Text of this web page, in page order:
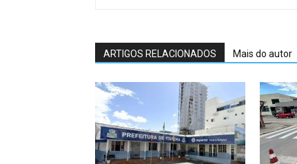
ARTIGOS RELACIONADOS Mais do autor